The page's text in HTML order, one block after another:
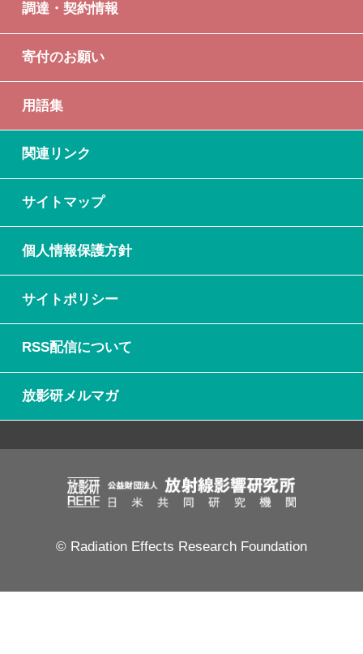
調達・契約情報
寄付のお願い
用語集
関連リンク
サイトマップ
個人情報保護方針
サイトポリシー
RSS配信について
放影研メルマガ
© Radiation Effects Research Foundation